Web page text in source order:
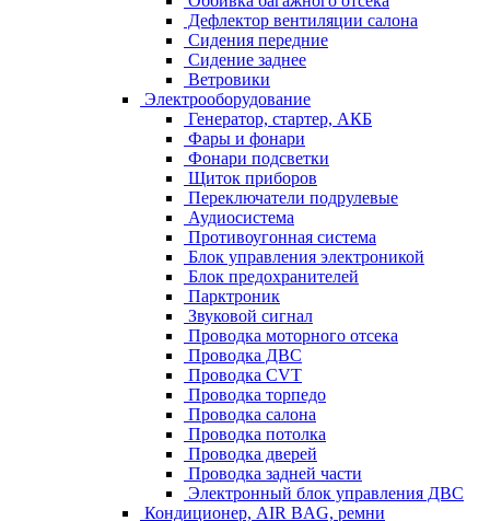
Дефлектор вентиляции салона
Сидения передние
Сидение заднее
Ветровики
Электрооборудование
Генератор, стартер, АКБ
Фары и фонари
Фонари подсветки
Щиток приборов
Переключатели подрулевые
Аудиосистема
Противоугонная система
Блок управления электроникой
Блок предохранителей
Парктроник
Звуковой сигнал
Проводка моторного отсека
Проводка ДВС
Проводка CVT
Проводка торпедо
Проводка салона
Проводка потолка
Проводка дверей
Проводка задней части
Электронный блок управления ДВС
Кондиционер, AIR BAG, ремни